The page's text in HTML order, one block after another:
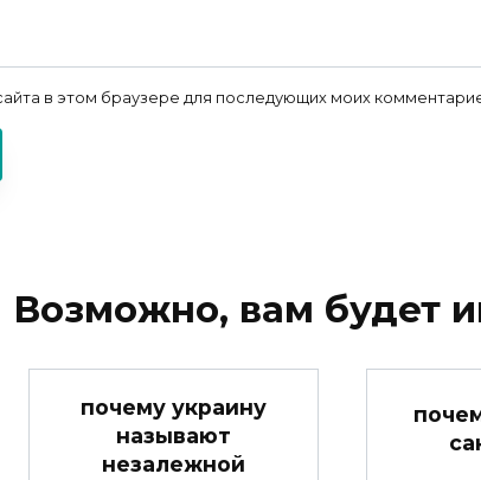
в этом браузере для последующих моих
Возможно, вам будет
почему украину
называют
незалежной